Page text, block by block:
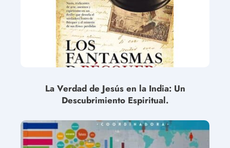
La Verdad de Jesús en la India: Un
Descubrimiento Espiritual.